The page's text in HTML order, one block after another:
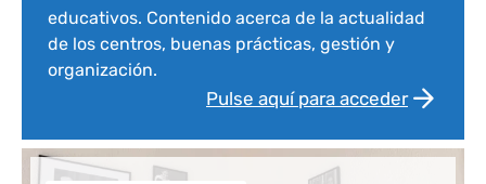
educativos. Contenido acerca de la actualidad
de los centros, buenas prácticas, gestión y
organización.
Pulse aquí para acceder